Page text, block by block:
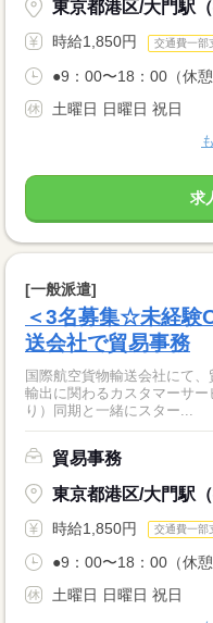
東京都港区/大門駅（
時給1,850円 交通費一部
●9：00〜18：00（休
土曜日 日曜日 祝日
求
[一般派遣]
＜3名募集☆未経験
送会社で貿易事務
国際航空貨物輸送会社にて
輸出に関わるカスタマーサ
り）同期と一緒にスター...
貿易事務
東京都港区/大門駅（
時給1,850円 交通費一部
●9：00〜18：00（休
土曜日 日曜日 祝日